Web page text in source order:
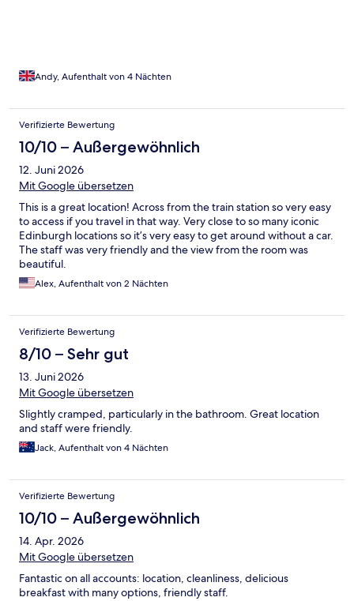
Andy, Aufenthalt von 4 Nächten
Verifizierte Bewertung
10/10 – Außergewöhnlich
12. Juni 2026
Mit Google übersetzen
This is a great location! Across from the train station so very easy
to access if you travel in that way. Very close to so many iconic
Edinburgh locations so it’s very easy to get around without a car.
The staff was very friendly and the view from the room was
beautiful.
Alex, Aufenthalt von 2 Nächten
Verifizierte Bewertung
8/10 – Sehr gut
13. Juni 2026
Mit Google übersetzen
Slightly cramped, particularly in the bathroom. Great location
and staff were friendly.
Jack, Aufenthalt von 4 Nächten
Verifizierte Bewertung
10/10 – Außergewöhnlich
14. Apr. 2026
Mit Google übersetzen
Fantastic on all accounts: location, cleanliness, delicious
breakfast with many options, friendly staff.